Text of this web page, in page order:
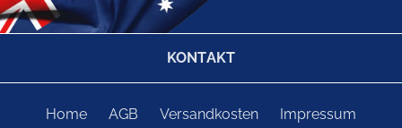
KONTAKT
Home AGB Versandkosten Impressum